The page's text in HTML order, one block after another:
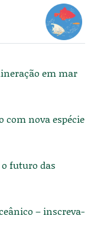
em mar
com nova espécie
futuro das
– inscreva-